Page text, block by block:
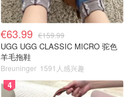
€63.99 €159.99
UGG UGG CLASSIC MICRO 驼色
羊毛拖鞋
Breuninger 1591人感兴趣
4